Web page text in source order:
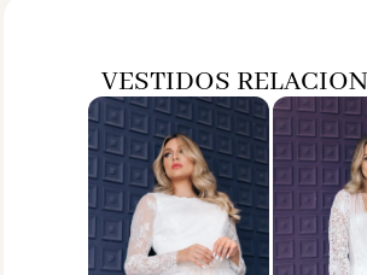
VESTIDOS